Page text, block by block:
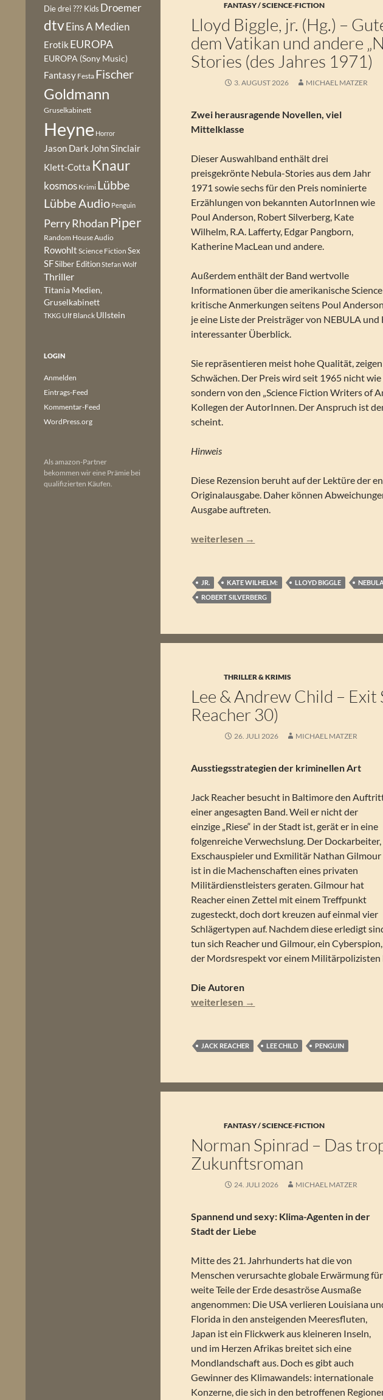
FANTASY / SCIENCE-FICTION
Lloyd Biggle, jr. (Hg.) –
dem Vatikan und andere
Stories (des Jahres 1971)
3. AUGUST 2026 MICHAEL MATZER
Zwei herausragende Novellen, viel
Mittelklasse
Dieser Auswahlband enthält drei
preisgekrönte Nebula-Stories aus dem Jahr
1971 sowie sechs für den Preis nominierte
Erzählungen von bekannten AutorInnen wie
Poul Anderson, Robert Silverberg, Kate
Wilhelm, R.A. Lafferty, Edgar Pangborn,
Katherine MacLean und andere.
Außerdem enthält der Band wertvolle
Informationen über die amerikanische
kritische Anmerkungen seitens Poul
je eine Liste der Preisträger von NEBULA
interessanter Überblick.
Sie repräsentieren meist hohe Qualität,
Schwächen. Der Preis wird seit 1965 nicht
sondern von den „Science Fiction Writers of
Kollegen der AutorInnen. Der Anspruch ist
scheint.
Hinweis
Diese Rezension beruht auf der Lektüre der
Originalausgabe. Daher können
Ausgabe auftreten.
Lloyd Biggle, jr. (Hg.) – Gute Nachrichten
weiterlesen →
JR. KATE WILHELM: LLOYD BIGGLE
ROBERT SILVERBERG
THRILLER & KRIMIS
Lee & Andrew Child – Exit
Reacher 30)
26. JULI 2026 MICHAEL MATZER
Ausstiegsstrategien der kriminellen Art
Jack Reacher besucht in Baltimore den
einer angesagten Band. Weil er nicht der
einzige „Riese“ in der Stadt ist, gerät er in eine
folgenreiche Verwechslung. Der Dockarbeiter,
Exschauspieler und Exmilitär Nathan Gilmour
ist in die Machenschaften eines privaten
Militärdienstleisters geraten. Gilmour hat
Reacher einen Zettel mit einem Treffpunkt
zugesteckt, doch dort kreuzen auf einmal vier
Schlägertypen auf. Nachdem diese erledigt
tun sich Reacher und Gilmour, ein Cyberspion,
der Mordsrespekt vor einem Militärpolizisten
Die Autoren
Lee & Andrew Child – Exit Strategy (Jack
weiterlesen →
JACK REACHER LEE CHILD PENGUIN
FANTASY / SCIENCE-FICTION
Norman Spinrad – Das
Zukunftsroman
24. JULI 2026 MICHAEL MATZER
Spannend und sexy: Klima-Agenten in der
Stadt der Liebe
Mitte des 21. Jahrhunderts hat die von
Menschen verursachte globale Erwärmung für
weite Teile der Erde desaströse Ausmaße
angenommen: Die USA verlieren Louisiana
Florida in den ansteigenden Meeresfluten,
Japan ist ein Flickwerk aus kleineren Inseln,
und im Herzen Afrikas breitet sich eine
Mondlandschaft aus. Doch es gibt auch
Gewinner des Klimawandels: internationale
Konzerne, die sich in den betroffenen
Die drei ??? Kids Droemer
dtvEins A Medien
Erotik EUROPA
EUROPA (Sony Music)
Fantasy Festa Fischer
Goldmann
Gruselkabinett
Heyne Horror
Jason Dark John Sinclair
Klett-Cotta Knaur
kosmos Krimi Lübbe
Lübbe Audio Penguin
Perry Rhodan Piper
Random House Audio
Rowohlt Science Fiction Sex
SFSilber EditionStefan Wolf
Thriller
Titania Medien,
Gruselkabinett
TKKG Ulf Blanck Ullstein
LOGIN
Anmelden
Eintrags-Feed
Kommentar-Feed
WordPress.org
Als amazon-Partner
bekommen wir eine Prämie bei
qualifizierten Käufen.